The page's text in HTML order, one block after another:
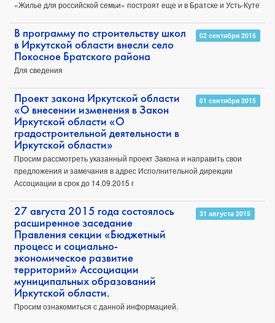
«Жилье для российской семьи» построят еще и в Братске и Усть-Куте
В программу по строительству школ
в Иркутской области внесли село
Покосное Братского района
02 сентября 2015
Для сведения
Проект закона Иркутской области
«О внесении изменения в Закон
Иркутской области «О
градостроительной деятельности в
Иркутской области»
01 сентября 2015
Просим рассмотреть указанный проект Закона и направить свои
предложения и замечания в адрес Исполнительной дирекции
Ассоциации в срок до 14.09.2015 г
27 августа 2015 года состоялось
расширенное заседание
Правления секции «Бюджетный
процесс и социально-
экономическое развитие
территорий» Ассоциации
муниципальных образований
Иркутской области.
31 августа 2015
Просим ознакомиться с данной информацией.